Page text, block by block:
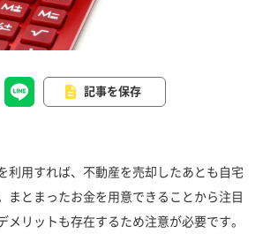
記事を保存
利用すれば、不動産を売却したあとも自宅
まとまったお金を用意できることから注目
メリットも存在するため注意が必要です。